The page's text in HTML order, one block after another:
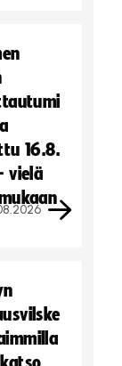
16.8.
vielä